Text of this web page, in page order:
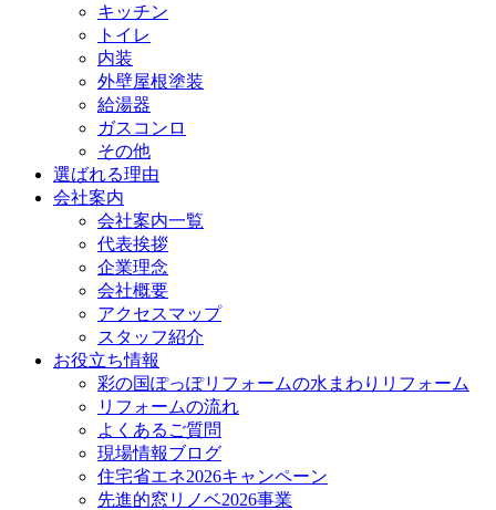
キッチン
トイレ
内装
外壁屋根塗装
給湯器
ガスコンロ
その他
選ばれる理由
会社案内
会社案内一覧
代表挨拶
企業理念
会社概要
アクセスマップ
スタッフ紹介
お役立ち情報
彩の国ぽっぽリフォームの水まわりリフォーム
リフォームの流れ
よくあるご質問
現場情報ブログ
住宅省エネ2026キャンペーン
先進的窓リノベ2026事業